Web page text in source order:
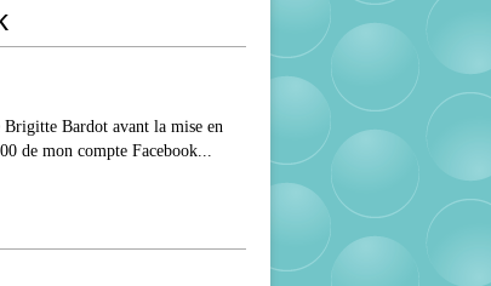
Bardot avant la mise en
de mon compte Facebook...